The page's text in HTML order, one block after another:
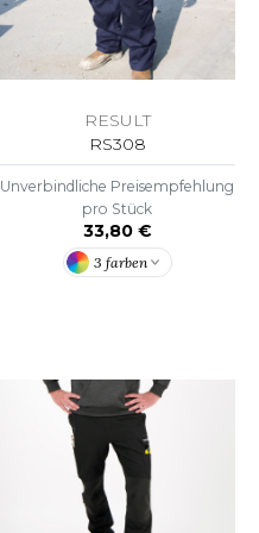
RESULT
RS308
Unverbindliche Preisempfehlung
pro Stück
33,80 €
3 farben